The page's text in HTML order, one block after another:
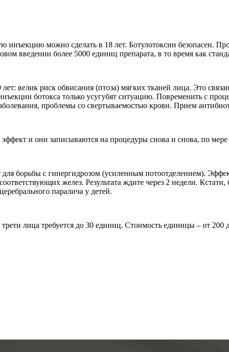
инъекцию можно сделать в 18 лет. Ботулотоксин безопасен.
введении более 5000 единиц препарата, в то время как
велик риск обвисания (птоза) мягких тканей лица. Это
ботокса только усугубят ситуацию. Повременить с
проблемы со свертываемостью крови. Прием
и они записываются на процедуры снова и снова, по мере
борьбы с гипергидрозом (усиленным потоотделением).
желез. Результата ждите через 2 недели.
паралича у детей.
лица требуется до 30 единиц. Стоимость единицы – от 200